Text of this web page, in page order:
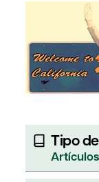
Tipo
Artículos